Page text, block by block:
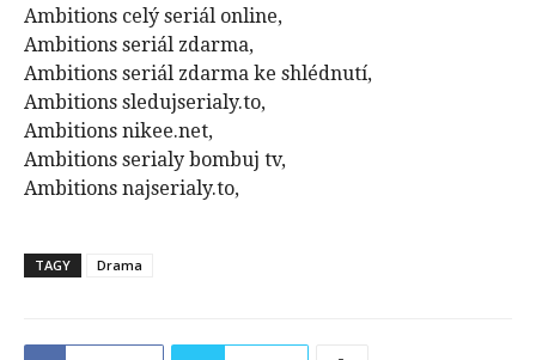
Ambitions celý seriál online,
Ambitions seriál zdarma,
Ambitions seriál zdarma ke shlédnutí,
Ambitions sledujserialy.to,
Ambitions nikee.net,
Ambitions serialy bombuj tv,
Ambitions najserialy.to,
TAGY Drama